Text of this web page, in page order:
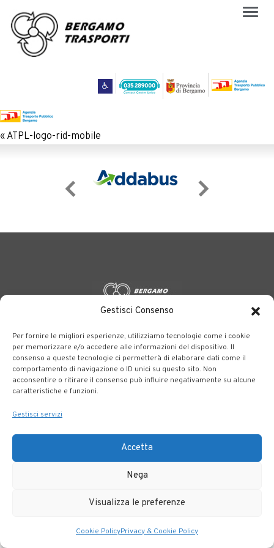
Gestisci Consenso
Per fornire le migliori esperienze, utilizziamo tecnologie come i cookie
per memorizzare e/o accedere alle informazioni del dispositivo. Il
consenso a queste tecnologie ci permetterà di elaborare dati come il
comportamento di navigazione o ID unici su questo sito. Non
acconsentire o ritirare il consenso può influire negativamente su alcune
caratteristiche e funzioni.
Gestisci servizi
Accetta
Nega
Visualizza le preferenze
Cookie PolicyPrivacy & Cookie Policy
« ATPL-logo-rid-mobile
dedite al trasporto pubblico locale su tutto il territorio
bergamasco.
Note legali |Accessibilità